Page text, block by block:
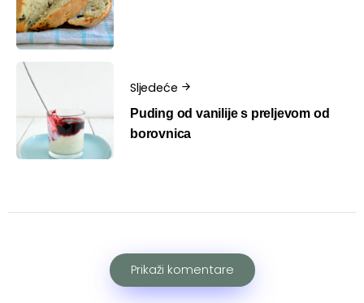
Sljedeće
Puding od vanilije s preljevom od
borovnica
Prikaži komentare